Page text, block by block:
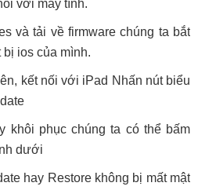
với máy tính.
và tải về firmware chúng ta bắt
ios của mình.
kết nối với iPad Nhấn nút biểu
khôi phục chúng ta có thể bấm
dưới
hay Restore không bị mất mật